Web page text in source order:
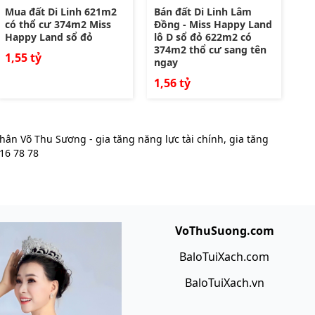
Mua đất Di Linh 621m2
có thổ cư 374m2 Miss
Happy Land sổ đỏ
1,55 tỷ
Bán đất Di Linh Lâm
Đồng - Miss Happy Land
lô D sổ đỏ 622m2 có
374m2 thổ cư sang tên
ngay
1,56 tỷ
Võ Thu Sương - gia tăng năng lực tài chính, gia tăng
78 78
VoThuSuong.com
BaloTuiXach.com
BaloTuiXach.vn